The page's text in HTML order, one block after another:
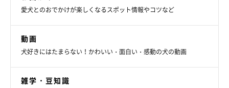
愛犬とのおでかけが楽しくなるスポット情報やコツなど
動画
犬好きにはたまらない！かわいい・面白い・感動の犬の動画
雑学・豆知識